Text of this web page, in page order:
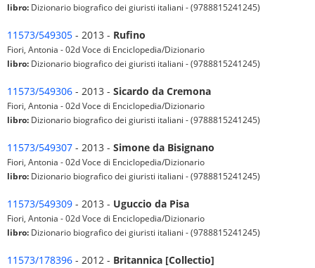
libro: Dizionario biografico dei giuristi italiani - (9788815241245)
11573/549305 - 2013 - Rufino
Fiori, Antonia - 02d Voce di Enciclopedia/Dizionario
libro: Dizionario biografico dei giuristi italiani - (9788815241245)
11573/549306 - 2013 - Sicardo da Cremona
Fiori, Antonia - 02d Voce di Enciclopedia/Dizionario
libro: Dizionario biografico dei giuristi italiani - (9788815241245)
11573/549307 - 2013 - Simone da Bisignano
Fiori, Antonia - 02d Voce di Enciclopedia/Dizionario
libro: Dizionario biografico dei giuristi italiani - (9788815241245)
11573/549309 - 2013 - Uguccio da Pisa
Fiori, Antonia - 02d Voce di Enciclopedia/Dizionario
libro: Dizionario biografico dei giuristi italiani - (9788815241245)
11573/178396 - 2012 - Britannica [Collectio]